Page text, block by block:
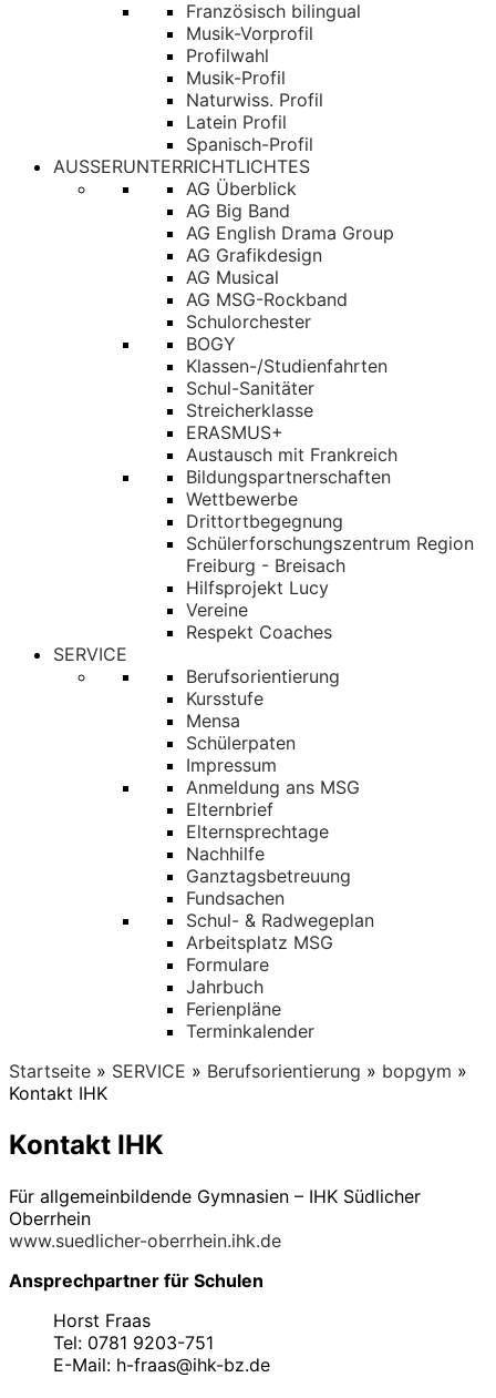
Französisch bilingual
Musik-Vorprofil
Profilwahl
Musik-Profil
Naturwiss. Profil
Latein Profil
Spanisch-Profil
AUSSERUNTERRICHTLICHTES
AG Überblick
AG Big Band
AG English Drama Group
AG Grafikdesign
AG Musical
AG MSG-Rockband
Schulorchester
BOGY
Klassen-/Studienfahrten
Schul-Sanitäter
Streicherklasse
ERASMUS+
Austausch mit Frankreich
Bildungspartnerschaften
Wettbewerbe
Drittortbegegnung
Schülerforschungszentrum Region
Freiburg - Breisach
Hilfsprojekt Lucy
Vereine
Respekt Coaches
SERVICE
Berufsorientierung
Kursstufe
Mensa
Schülerpaten
Impressum
Anmeldung ans MSG
Elternbrief
Elternsprechtage
Nachhilfe
Ganztagsbetreuung
Fundsachen
Schul- & Radwegeplan
Arbeitsplatz MSG
Formulare
Jahrbuch
Ferienpläne
Terminkalender
Startseite » SERVICE » Berufsorientierung » bopgym »
Kontakt IHK
Kontakt IHK
Für allgemeinbildende Gymnasien – IHK Südlicher
Oberrhein
www.suedlicher-oberrhein.ihk.de
Ansprechpartner für Schulen
Horst Fraas
Tel: 0781 9203-751
E-Mail: h-fraas@ihk-bz.de